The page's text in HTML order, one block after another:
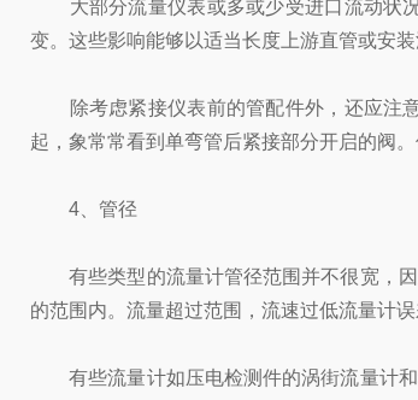
大部分流量仪表或多或少受进口流动状况
变。这些影响能够以适当长度上游直管或安装
除考虑紧接仪表前的管配件外，还应注意
起，象常常看到单弯管后紧接部分开启的阀
4、管径
有些类型的流量计管径范围并不很宽，因
的范围内。流量超过范围，流速过低流量计
有些流量计如压电检测件的涡街流量计和